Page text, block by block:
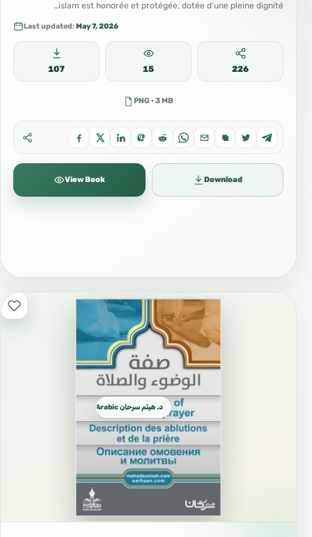
islam est honorée et protégée, dotée d’une pleine dignité…
Last updated:May 7, 2026
107 15 226
PNG · 3 MB
View Book Download
د. هيثم سرحان Arabic العربية